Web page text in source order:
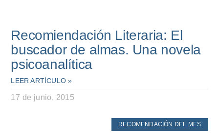
Recomiendación Literaria: El
buscador de almas. Una novela
psicoanalítica
LEER ARTÍCULO »
17 de junio, 2015
RECOMENDACIÓN DEL MES